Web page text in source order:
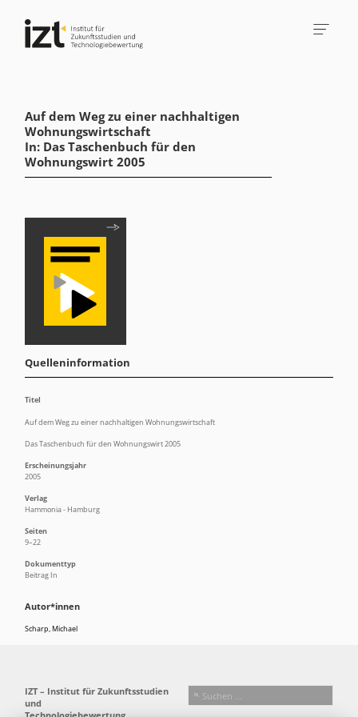
Auf dem Weg zu einer nachhaltigen
Wohnungswirtschaft
In: Das Taschenbuch für den
Wohnungswirt 2005
Autor*innen
Scharp, Michael
Quelleninformation
Titel
Auf dem Weg zu einer nachhaltigen Wohnungswirtschaft
Das Taschenbuch für den Wohnungswirt 2005
Erscheinungsjahr
2005
Verlag
Hammonia - Hamburg
Seiten
9–22
Dokumenttyp
Beitrag In
IZT – Institut für Zukunftsstudien
und